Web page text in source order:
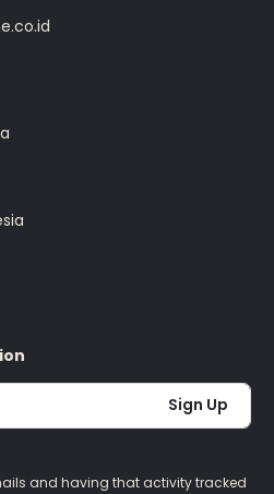
Sign Up
and having that activity tracked